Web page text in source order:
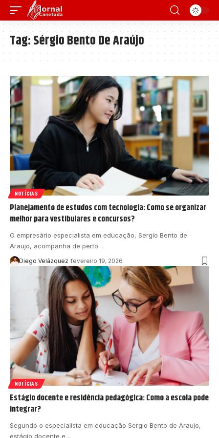
Tag:Sérgio Bento De Araújo
NOTÍCIAS
Planejamento de estudos com tecnologia: Como se organizar
melhor para vestibulares e concursos?
O empresário especialista em educação, Sergio Bento de
Araujo, acompanha de perto…
Diego Velázquez fevereiro 19, 2026
NOTÍCIAS
Estágio docente e residência pedagógica: Como a escola pode
integrar?
Segundo o especialista em educação Sergio Bento de Araujo,
estágio docente e…